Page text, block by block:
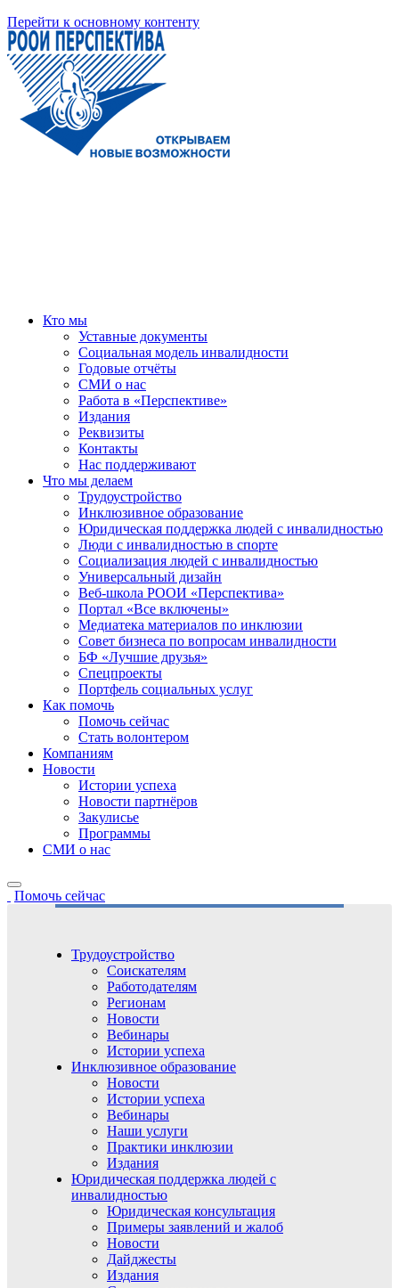
Перейти к основному контенту
Кто мы
Уставные документы
Социальная модель инвалидности
Годовые отчёты
СМИ о нас
Работа в «Перспективе»
Издания
Реквизиты
Контакты
Нас поддерживают
Что мы делаем
Трудоустройство
Инклюзивное образование
Юридическая поддержка людей с инвалидностью
Люди с инвалидностью в спорте
Социализация людей с инвалидностью
Универсальный дизайн
Веб-школа РООИ «Перспектива»
Портал «Все включены»
Медиатека материалов по инклюзии
Совет бизнеса по вопросам инвалидности
БФ «Лучшие друзья»
Спецпроекты
Портфель социальных услуг
Как помочь
Помочь сейчас
Стать волонтером
Компаниям
Новости
Истории успеха
Новости партнёров
Закулисье
Программы
СМИ о нас
Помочь сейчас
Трудоустройство
Соискателям
Работодателям
Регионам
Новости
Вебинары
Истории успеха
Инклюзивное образование
Новости
Истории успеха
Вебинары
Наши услуги
Практики инклюзии
Издания
Юридическая поддержка людей с
инвалидностью
Юридическая консультация
Примеры заявлений и жалоб
Новости
Дайджесты
Издания